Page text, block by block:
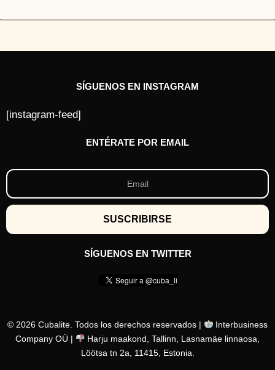
SÍGUENOS EN INSTAGRAM
[instagram-feed]
ENTÉRATE POR EMAIL
SÍGUENOS EN TWITTER
© 2026 Cubalite. Todos los derechos reservados |
Interbusiness
Company OÜ |
Harju maakond, Tallinn, Lasnamäe linnaosa,
Löötsa tn 2a, 11415, Estonia.